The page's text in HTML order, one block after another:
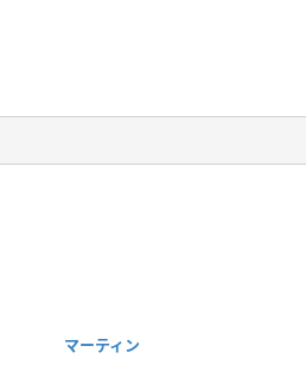
マーティン